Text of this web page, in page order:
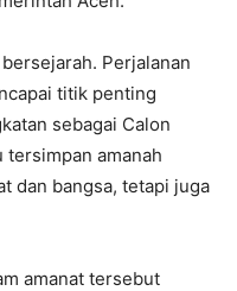
Perjalanan
titik penting
sebagai Calon
tersimpan amanah
dan bangsa, tetapi juga
amanat tersebut